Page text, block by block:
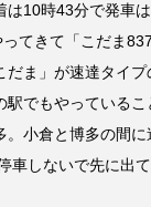
は10時43分で発車
てきて「こだま
だま」が速達タイ
駅でもやっている
。小倉と博多の間
車しないで先に出